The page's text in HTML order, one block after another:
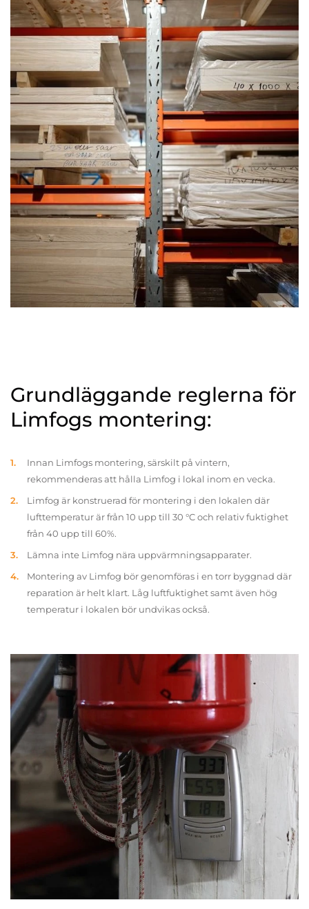
Grundläggande reglerna för
Limfogs montering:
Innan Limfogs montering, särskilt på vintern,
rekommenderas att hålla Limfog i lokal inom en vecka.
Limfog är konstruerad för montering i den lokalen där
lufttemperatur är från 10 upp till 30 °C och relativ fuktighet
från 40 upp till 60%.
Lämna inte Limfog nära uppvärmningsapparater.
Montering av Limfog bör genomföras i en torr byggnad där
reparation är helt klart. Låg luftfuktighet samt även hög
temperatur i lokalen bör undvikas också.